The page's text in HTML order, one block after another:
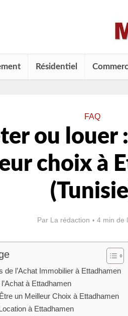
Résidentiel
FAQ
ou louer
choix à
Par La rédaction 4 min de
de l’Achat Immobilier à Ettadhamen
à Ettadhamen
un Meilleur Choix à Ettadhamen
à Ettadhamen